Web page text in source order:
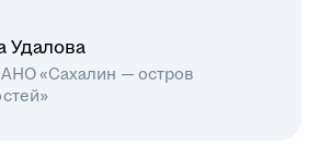
Удалова
«Сахалин — остров